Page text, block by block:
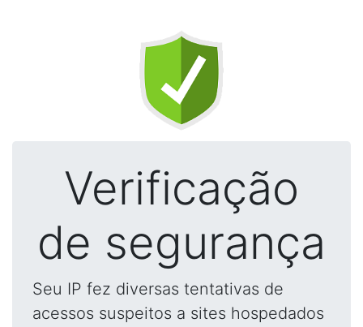
Verificação
de segurança
Seu IP fez diversas tentativas de
acessos suspeitos a sites hospedados